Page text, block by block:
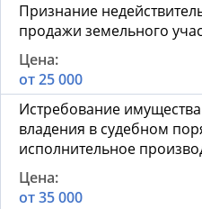
Признание
продажи земельного
от 25 000
Истребование
владения в судебном
исполнительное
от 35 000